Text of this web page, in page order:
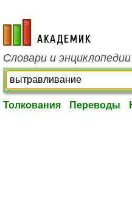
academic.ru
Словари и
Толкования Переводы